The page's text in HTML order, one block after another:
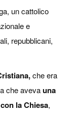
un cattolico
e
repubblicani,
che era
che avevauna
la Chiesa,